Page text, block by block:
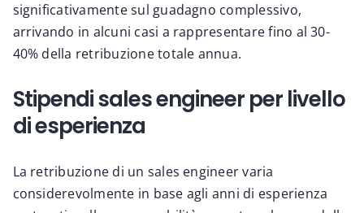
significativamente sul guadagno complessivo,
arrivando in alcuni casi a rappresentare fino al 30-
40% della retribuzione totale annua.
Stipendi sales engineer per livello
di esperienza
La retribuzione di un sales engineer varia
considerevolmente in base agli anni di esperienza